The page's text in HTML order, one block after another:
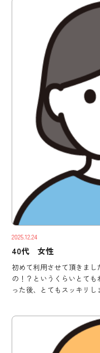
2025.12.24
40代 女性
初めて利用させて頂きま
の！？というくらいとて
った後、とてもスッキリ